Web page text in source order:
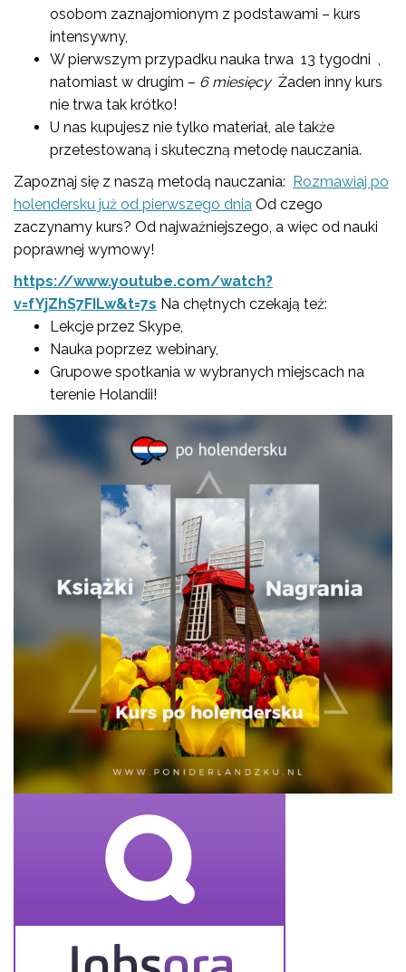
osobom zaznajomionym z podstawami – kurs
intensywny,
W pierwszym przypadku nauka trwa 13 tygodni ,
natomiast w drugim – 6 miesięcy Żaden inny kurs
nie trwa tak krótko!
U nas kupujesz nie tylko materiał, ale także
przetestowaną i skuteczną metodę nauczania.
Zapoznaj się z naszą metodą nauczania: Rozmawiaj po
holendersku już od pierwszego dnia Od czego
zaczynamy kurs? Od najważniejszego, a więc od nauki
poprawnej wymowy!
https://www.youtube.com/watch?
v=fYjZhS7FILw&t=7s Na chętnych czekają też:
Lekcje przez Skype,
Nauka poprzez webinary,
Grupowe spotkania w wybranych miejscach na
terenie Holandii!